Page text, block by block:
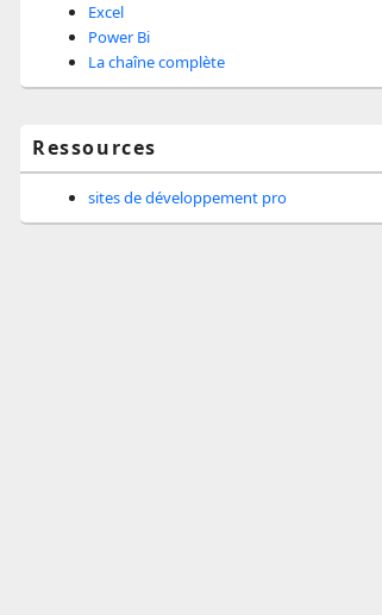
Excel
Power Bi
La chaîne complète
Ressources
sites de développement pro